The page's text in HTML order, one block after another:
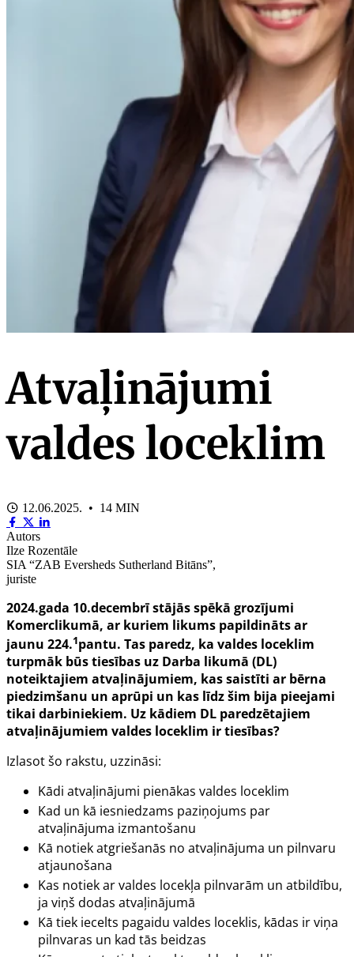
Atvaļinājumi
valdes loceklim
12.06.2025. • 14 MIN
Autors
Ilze Rozentāle
SIA “ZAB Eversheds Sutherland Bitāns”,
juriste
2024.gada 10.decembrī stājās spēkā grozījumi
Komerclikumā, ar kuriem likums papildināts ar
jaunu 224.1pantu. Tas paredz, ka valdes loceklim
turpmāk būs tiesības uz Darba likumā (DL)
noteiktajiem atvaļinājumiem, kas saistīti ar bērna
piedzimšanu un aprūpi un kas līdz šim bija pieejami
tikai darbiniekiem. Uz kādiem DL paredzētajiem
atvaļinājumiem valdes loceklim ir tiesības?
Izlasot šo rakstu, uzzināsi:
Kādi atvaļinājumi pienākas valdes loceklim
Kad un kā iesniedzams paziņojums par
atvaļinājuma izmantošanu
Kā notiek atgriešanās no atvaļinājuma un pilnvaru
atjaunošana
Kas notiek ar valdes locekļa pilnvarām un atbildību,
ja viņš dodas atvaļinājumā
Kā tiek iecelts pagaidu valdes loceklis, kādas ir viņa
pilnvaras un kad tās beidzas